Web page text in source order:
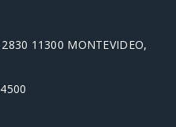
11300 MONTEVIDEO,